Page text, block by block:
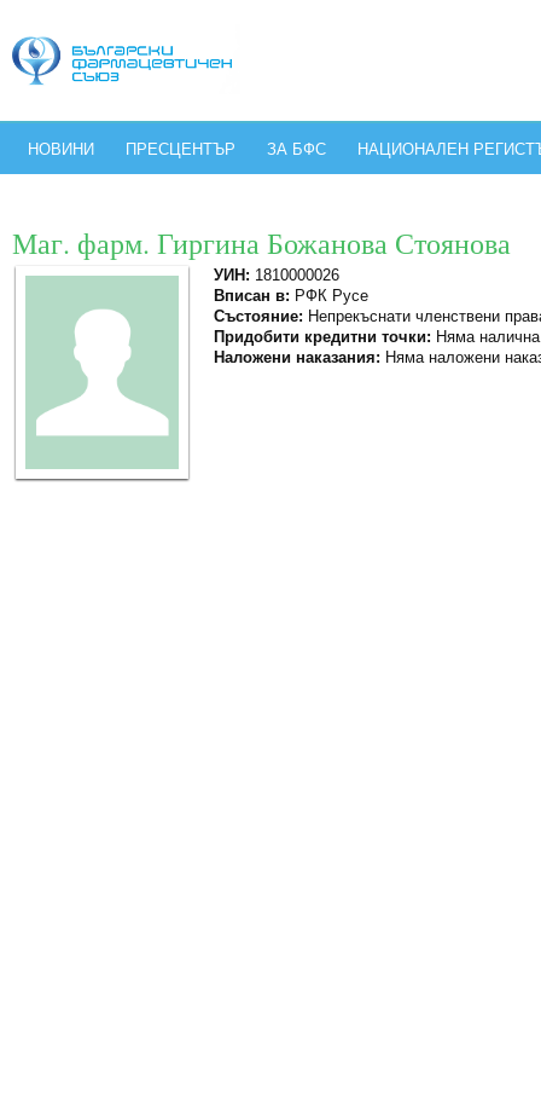
НОВИНИ ПРЕСЦЕНТЪР ЗА БФС НАЦИОНАЛЕН
Маг. фарм. Гиргина Божанова Стоянова
УИН: 1810000026
Вписан в: РФК Русе
Състояние: Непрекъснати членствени
Придобити кредитни точки: Няма
Наложени наказания: Няма наложени